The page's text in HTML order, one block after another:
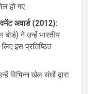
हो गए।
अवार्ड (2012):
ने उन्हें भारतीय
इस प्रतिष्ठित
विभिन्न खेल संघों द्वारा